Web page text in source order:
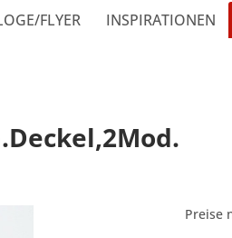
FLYER INSPIRATIONEN
Preise